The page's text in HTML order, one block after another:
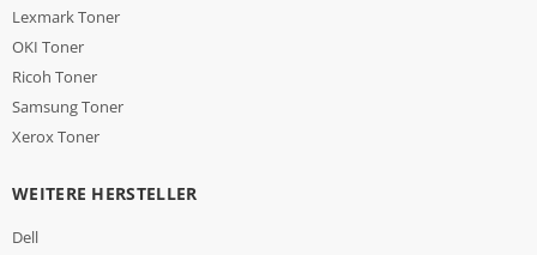
Lexmark Toner
OKI Toner
Ricoh Toner
Samsung Toner
Xerox Toner
WEITERE HERSTELLER
Dell